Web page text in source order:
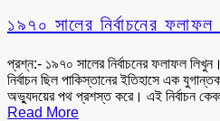
১৯৭০ সালের নির্বাচনের ফলাফল
প্রশ্ন:- ১৯৭০ সালের নির্বাচনের ফলাফল
নির্বাচন ছিল পাকিস্তানের ইতিহাসে এক
অভ্যুদয়ের পথ প্রশস্ত করে। এই নির্বাচন
Read More